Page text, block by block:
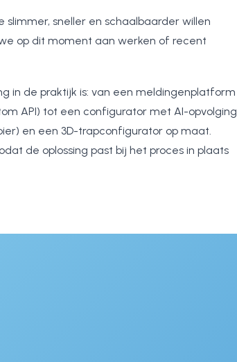
sneller en schaalbaarder willen
op dit moment aan werken of recent
in de praktijk is: van een meldingenplatform
API) tot een configurator met AI-opvolging
en een 3D-trapconfigurator op maat.
de oplossing past bij het proces in plaats